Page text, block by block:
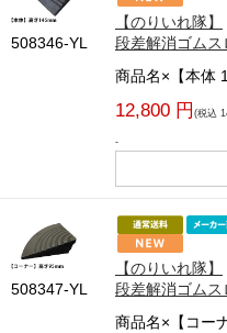
508346-YL
【のりいれ隊】
段差解消ゴムス
商品名×【本体
12,800 円 (税込
-
508347-YL
【のりいれ隊】
段差解消ゴムス
商品名×【コー